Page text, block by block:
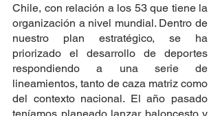
Chile, con relación a los 53 que tiene la
organización a nivel mundial. Dentro de
nuestro plan estratégico, se ha
priorizado el desarrollo de deportes
respondiendo a una serie de
lineamientos, tanto de caza matriz como
del contexto nacional. El año pasado